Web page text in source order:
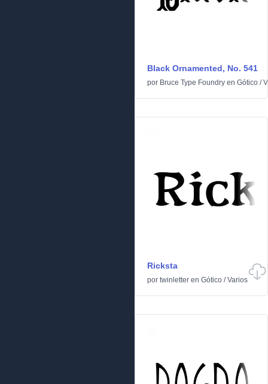
Black Ornamented, No. 541
por Bruce Type Foundry en Gótico /
Ricksta
por twinletter en Gótico /Varios